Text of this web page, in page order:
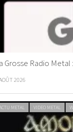
Grosse Radio Metal
2026
METAL VIDEO METAL